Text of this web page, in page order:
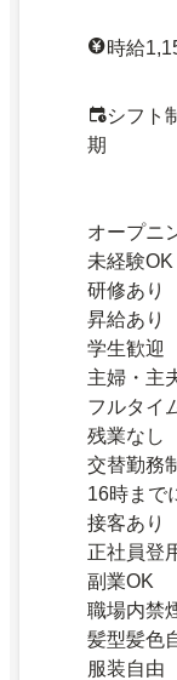
時給
シフト
期
オープニ
未経験OK
研修あり
昇給あり
学生歓迎
主婦・主
フルタイ
残業なし
交替勤務
16時まで
接客あり
正社員登
副業OK
職場内禁
髪型髪色
服装自由